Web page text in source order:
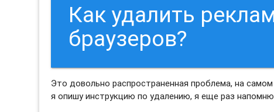
Как удалить
браузеров?
Это довольно распространенная проблема, на
я опишу инструкцию по удалению, я еще раз напомню